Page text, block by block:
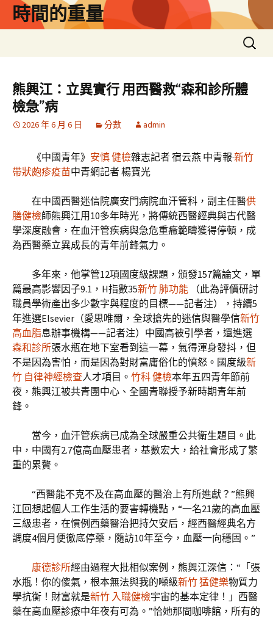
時間的重量
搜
尋
鍵
字:
熊興江：立異實行 用西醫救“森和診所體
檢急”病
2026 年 6 月 6 日 分數 admin
《中國青年》 安慎 健檢雜志記者 宿云燕 中青報·新竹
帶狀皰疹疫苗中青網記者 楊寶光
在中國西醫迷信院廣安門病院血汗管科，副主任醫供
膳健檢師熊興江用10多年時光，將傳統西醫經典與古代醫
學深度融會，在血汗管疾病與急危重癥範疇獲得停頓，成
為西醫藥立異成長的青年前鋒氣力。
多年來，他掌管12項國度級課題，頒發157篇論文，單
篇最高影響因子9.1，H指數35新竹 肺功能
（此為評價研討
職員學術產出多少數字與程度的目標——記者注），持續5
年進選Elsevier（愛思唯爾，全球搶先的迷信與醫學信新竹
高血脂息辦事機構——記者注）中國高被引學者，還進選
森和診所張水瓶在地下室看到這一幕，氣得渾身發抖，但
不是因為害怕，而是因為對財富庸俗化的憤怒。國度級新
竹 自律神經檢查人才項目。 竹科 健檢本年五四青年節前
夜，熊興江被共青團中心、全國青聯授予新時期青年前
鋒。
當今，血汗管疾病已成為全球嚴重公共衛生題目。此
中，中國有2.7億高血壓患者，基數宏大，給社會形成了繁
重的累贅。
“西醫能不克不及在高血壓的醫治上有所進獻？”熊興
江回想起個人工作生活的要害轉機點，“一名21歲的高血壓
三級患者，在慣例西藥醫治把持欠安后，經西醫經典名方
調度4個月便徹底停藥，隨訪10年至今，血壓一向穩固。”
康德診所經由過程大批相似案例，熊興江深信：“「張
水瓶！你的傻氣，根本無法與我的噸級新竹 猛健樂物質力
學抗衡！財富就是新竹 入職健檢宇宙的基本定律！」西醫
藥在高血壓診療中年夜有可為。”恰她那間咖啡館，所有的